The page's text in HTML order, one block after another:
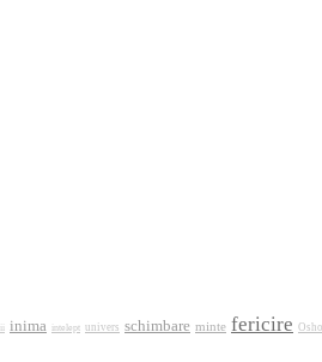
inima intelept univers schimbare minte fericire Osho